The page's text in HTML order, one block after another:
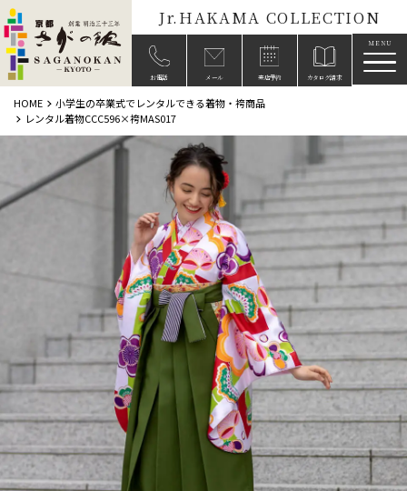
Jr.HAKAMA COLLECTION
お電話 メール 来店予約 カタログ請求
HOME
小学生の卒業式でレンタルできる着物・袴商品
レンタル着物CCC596×袴MAS017
メニ